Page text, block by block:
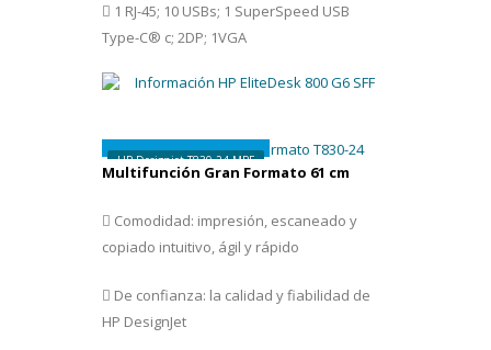
1 RJ-45; 10 USBs; 1 SuperSpeed USB
Type-C® c; 2DP; 1VGA
HP Designjet T830-24 MPF
Multifunción Gran Formato 61 cm
Comodidad: impresión, escaneado y
copiado intuitivo, ágil y rápido
De confianza: la calidad y fiabilidad de
HP DesignJet